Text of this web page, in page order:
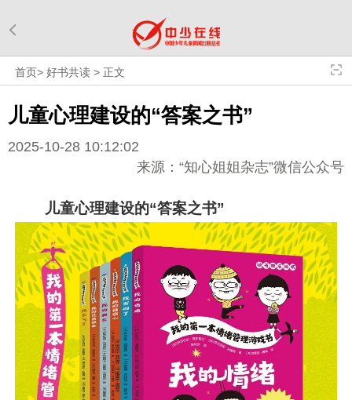
首页>好书共读 > 正文
儿童心理建设的“答案之书”
2025-10-28 10:12:02
来源：“知心姐姐杂志”微信公众号
儿童心理建设的“答案之书”